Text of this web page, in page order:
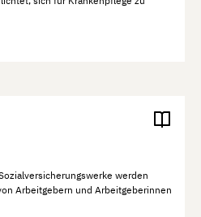
werden
Arbeitgebern und Arbeitgeberinnen